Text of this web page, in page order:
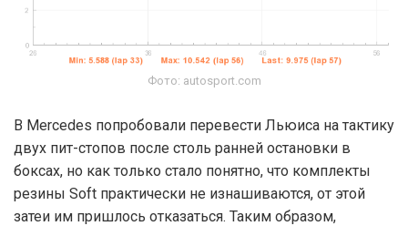
Фото: autosport.com
В Mercedes попробовали перевести Льюиса на тактику
двух пит-стопов после столь ранней остановки в
боксах, но как только стало понятно, что комплекты
резины Soft практически не изнашиваются, от этой
затеи им пришлось отказаться. Таким образом,